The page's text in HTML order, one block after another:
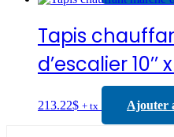
Tapis
d’escalier
213.22$ + tx Ajouter